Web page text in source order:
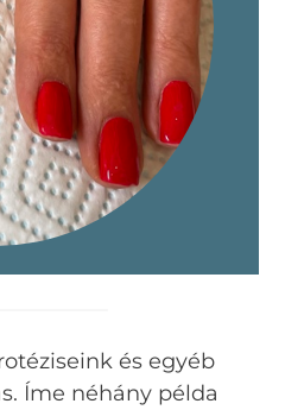
és egyéb
Íme néhány példa